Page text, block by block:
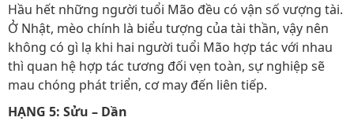
Hầu hết những người tuổi Mão đều có vận số vượng tài.
Ở Nhật, mèo chính là biểu tượng của tài thần, vậy nên
không có gì lạ khi hai người tuổi Mão hợp tác với nhau
thì quan hệ hợp tác tương đối vẹn toàn, sự nghiệp sẽ
mau chóng phát triển, cơ may đến liên tiếp.
HẠNG 5: Sửu – Dần